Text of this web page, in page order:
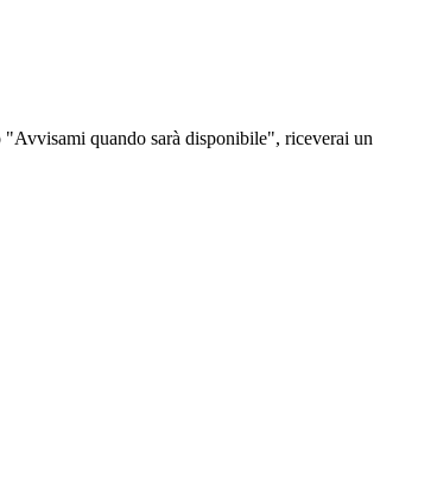
"Avvisami quando sarà disponibile", riceverai un